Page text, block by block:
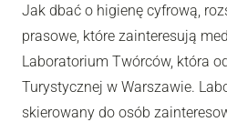
Jak dbać o higienę cyfrową,
prasowe, które zainteresują
Laboratorium Twórców, która
Turystycznej w Warszawie.
skierowany do osób